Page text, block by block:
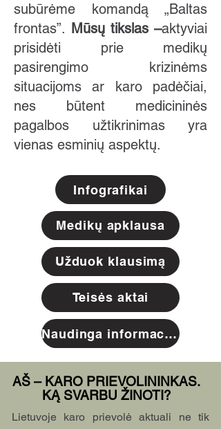
subūrėme komandą „Baltas
frontas”. Mūsų tikslas –aktyviai
prisidėti prie medikų
pasirengimo krizinėms
situacijoms ar karo padėčiai,
nes būtent medicininės
pagalbos užtikrinimas yra
vienas esminių aspektų.
Infografikai
Medikų apklausa
Užduok klausimą
Teisės aktai
Naudinga informacija
AŠ – KARO PRIEVOLININKAS.
KĄ SVARBU ŽINOTI?
Lietuvoje karo prievolė aktuali ne tik